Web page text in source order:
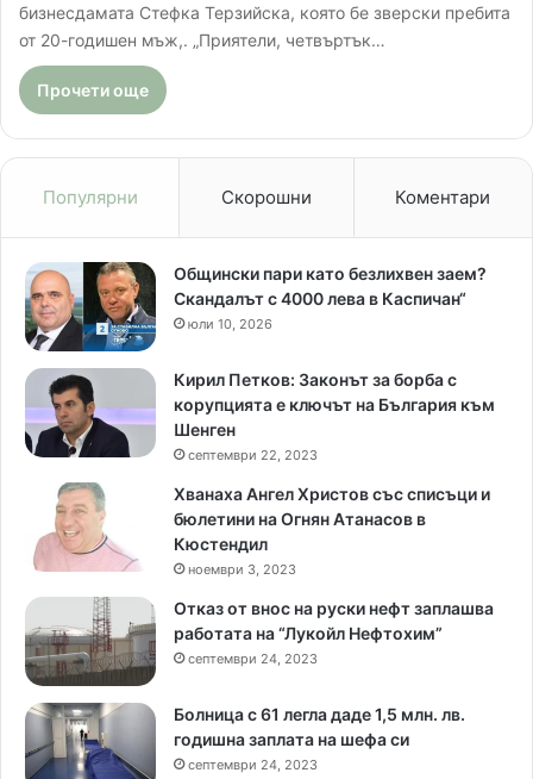
бизнесдамата Стефка Терзийска, която бе зверски пребита
от 20-годишен мъж,. „Приятели, четвъртък…
Прочети още
Популярни Скорошни Коментари
Общински пари като безлихвен заем?
Скандалът с 4000 лева в Каспичан“
юли 10, 2026
Кирил Петков: Законът за борба с
корупцията е ключът на България към
Шенген
септември 22, 2023
Хванаха Ангел Христов със списъци и
бюлетини на Огнян Атанасов в
Кюстендил
ноември 3, 2023
Отказ от внос на руски нефт заплашва
работата на “Лукойл Нефтохим”
септември 24, 2023
Болница с 61 легла даде 1,5 млн. лв.
годишна заплата на шефа си
септември 24, 2023